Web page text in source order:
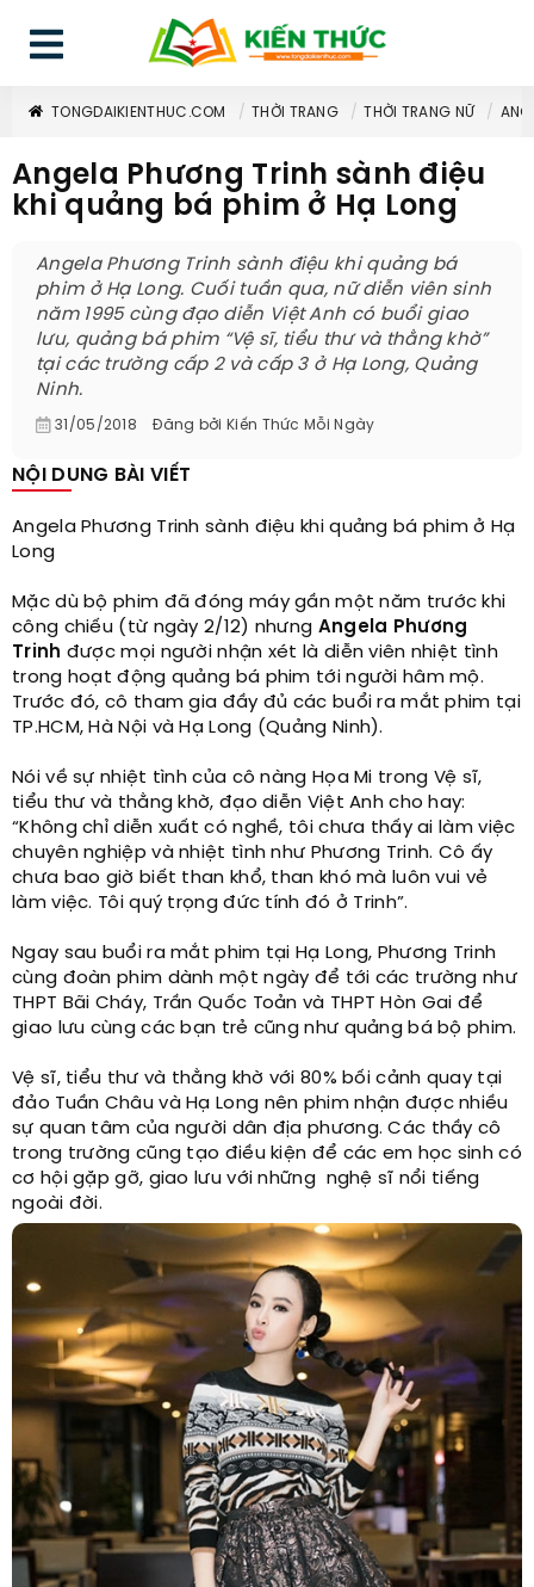
TONGDAIKIENTHUC.COM THỜI TRANG THỜI TRANG NỮ
Angela Phương Trinh sành điệu
khi quảng bá phim ở Hạ Long
Angela Phương Trinh sành điệu khi quảng bá
phim ở Hạ Long. Cuối tuần qua, nữ diễn viên sinh
năm 1995 cùng đạo diễn Việt Anh có buổi giao
lưu, quảng bá phim “Vệ sĩ, tiểu thư và thằng khờ”
tại các trường cấp 2 và cấp 3 ở Hạ Long, Quảng
Ninh.
31/05/2018 Đăng bởi Kiến Thức Mỗi Ngày
NỘI DUNG BÀI VIẾT
Angela Phương Trinh sành điệu khi quảng bá phim ở Hạ
Long
Mặc dù bộ phim đã đóng máy gần một năm trước khi
công chiếu (từ ngày 2/12) nhưng Angela Phương
Trinh được mọi người nhận xét là diễn viên nhiệt tình
trong hoạt động quảng bá phim tới người hâm mộ.
Trước đó, cô tham gia đầy đủ các buổi ra mắt phim tại
TP.HCM, Hà Nội và Hạ Long (Quảng Ninh).
Nói về sự nhiệt tình của cô nàng Họa Mi trong Vệ sĩ,
tiểu thư và thằng khờ, đạo diễn Việt Anh cho hay:
“Không chỉ diễn xuất có nghề, tôi chưa thấy ai làm việc
chuyên nghiệp và nhiệt tình như Phương Trinh. Cô ấy
chưa bao giờ biết than khổ, than khó mà luôn vui vẻ
làm việc. Tôi quý trọng đức tính đó ở Trinh”.
Ngay sau buổi ra mắt phim tại Hạ Long, Phương Trinh
cùng đoàn phim dành một ngày để tới các trường như
THPT Bãi Cháy, Trần Quốc Toản và THPT Hòn Gai để
giao lưu cùng các bạn trẻ cũng như quảng bá bộ phim.
Vệ sĩ, tiểu thư và thằng khờ với 80% bối cảnh quay tại
đảo Tuần Châu và Hạ Long nên phim nhận được nhiều
sự quan tâm của người dân địa phương. Các thầy cô
trong trường cũng tạo điều kiện để các em học sinh có
cơ hội gặp gỡ, giao lưu với những nghệ sĩ nổi tiếng
ngoài đời.